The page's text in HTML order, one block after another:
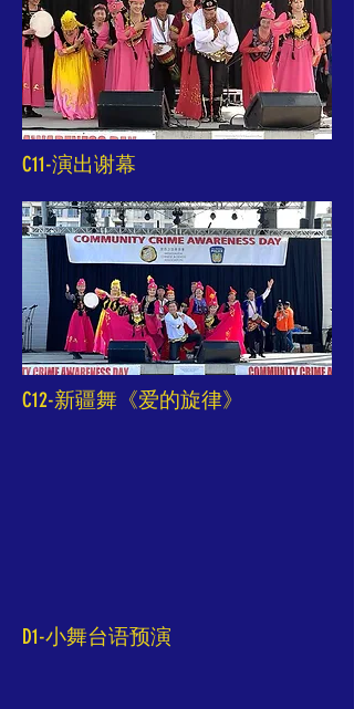
C11-演出谢幕
C12-新疆舞《爱的旋律》
D1-小舞台语预演